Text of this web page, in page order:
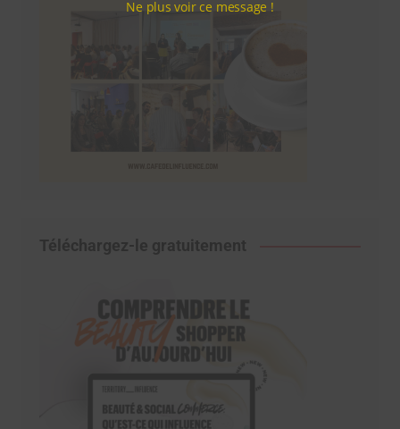
Téléchargez-le gratuitement
Ne plus voir ce message !